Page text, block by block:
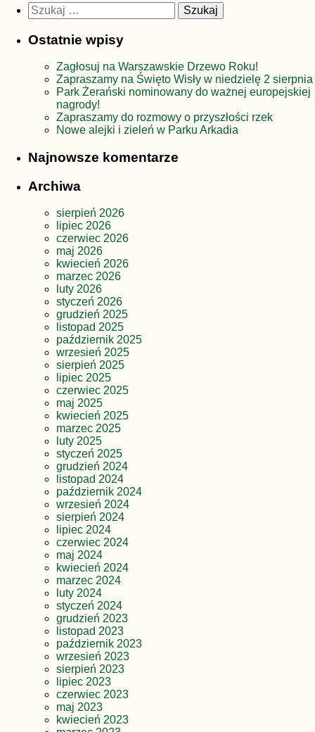
Szukaj:
Ostatnie wpisy
Zagłosuj na Warszawskie Drzewo Roku!
Zapraszamy na Święto Wisły w niedzielę 2 sierpnia
Park Żerański nominowany do ważnej europejskiej
nagrody!
Zapraszamy do rozmowy o przyszłości rzek
Nowe alejki i zieleń w Parku Arkadia
Najnowsze komentarze
Archiwa
sierpień 2026
lipiec 2026
czerwiec 2026
maj 2026
kwiecień 2026
marzec 2026
luty 2026
styczeń 2026
grudzień 2025
listopad 2025
październik 2025
wrzesień 2025
sierpień 2025
lipiec 2025
czerwiec 2025
maj 2025
kwiecień 2025
marzec 2025
luty 2025
styczeń 2025
grudzień 2024
listopad 2024
październik 2024
wrzesień 2024
sierpień 2024
lipiec 2024
czerwiec 2024
maj 2024
kwiecień 2024
marzec 2024
luty 2024
styczeń 2024
grudzień 2023
listopad 2023
październik 2023
wrzesień 2023
sierpień 2023
lipiec 2023
czerwiec 2023
maj 2023
kwiecień 2023